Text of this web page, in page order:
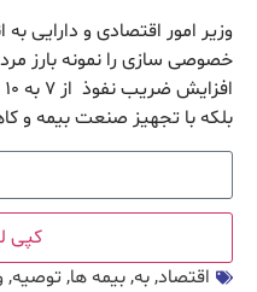
وزیر امور اقتصادی و دارایی به
خصوصی سازی را نمونه بارز
بلکه با تجهیز صنعت بیمه و
کپی
اقتصاد,به,بیمه ها, توصیه,